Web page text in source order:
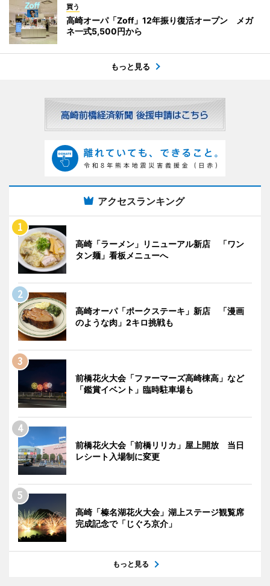
買う
高崎オーパ「Zoff」12年振り復活オープン メガ
ネ一式5,500円から
もっと見る
アクセスランキング
高崎「ラーメン」リニューアル新店 「ワン
タン麺」看板メニューへ
高崎オーパ「ポークステーキ」新店 「漫画
のような肉」2キロ挑戦も
前橋花火大会「ファーマーズ高崎棟高」など
「鑑賞イベント」臨時駐車場も
前橋花火大会「前橋リリカ」屋上開放 当日
レシート入場制に変更
高崎「榛名湖花火大会」湖上ステージ観覧席
完成記念で「じぐろ京介」
もっと見る